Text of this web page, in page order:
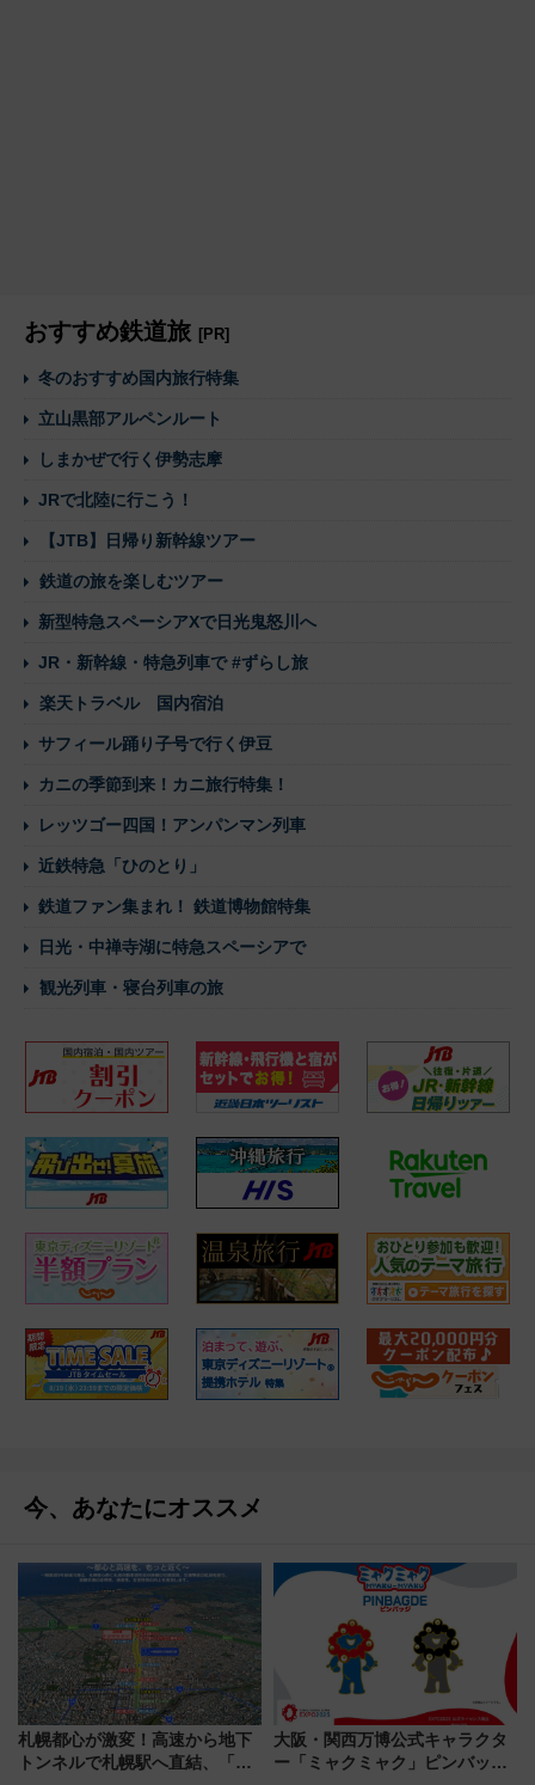
おすすめ鉄道旅 [PR]
冬のおすすめ国内旅行特集
立山黒部アルペンルート
しまかぜで行く伊勢志摩
JRで北陸に行こう！
【JTB】日帰り新幹線ツアー
鉄道の旅を楽しむツアー
新型特急スペーシアXで日光鬼怒川へ
JR・新幹線・特急列車で #ずらし旅
楽天トラベル 国内宿泊
サフィール踊り子号で行く伊豆
カニの季節到来！カニ旅行特集！
レッツゴー四国！アンパンマン列車
近鉄特急「ひのとり」
鉄道ファン集まれ！ 鉄道博物館特集
日光・中禅寺湖に特急スペーシアで
観光列車・寝台列車の旅
今、あなたにオススメ
札幌都心が激変！高速から地下
トンネルで札幌駅へ直結、「創
大阪・関西万博公式キャラクタ
ー「ミャクミャク」ピンバッジ